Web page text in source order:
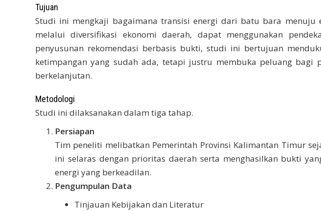
Tujuan
Studi ini mengkaji bagaimana transisi energi dari batu bara menuju
melalui diversifikasi ekonomi daerah, dapat menggunakan
penyusunan rekomendasi berbasis bukti, studi ini bertujuan
ketimpangan yang sudah ada, tetapi justru membuka peluang bagi
berkelanjutan.
Metodologi
Studi ini dilaksanakan dalam tiga tahap.
Persiapan
Tim peneliti melibatkan Pemerintah Provinsi Kalimantan Timur
ini selaras dengan prioritas daerah serta menghasilkan bukti
energi yang berkeadilan.
Pengumpulan Data
Tinjauan Kebijakan dan Literatur